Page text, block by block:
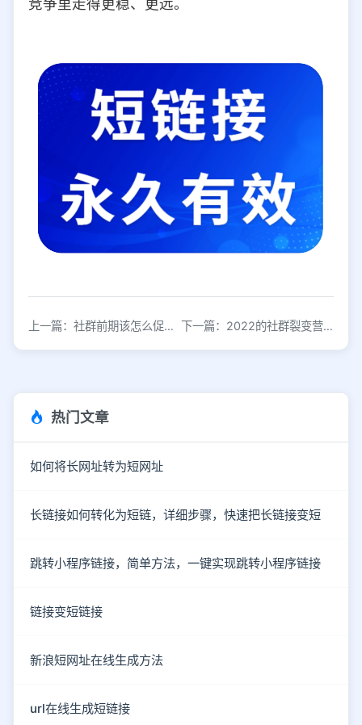
上一篇：社群前期该怎么促活？前期社群运营指南 下一篇：2022的社群裂变营销怎么玩？裂变玩法大全
热门文章
如何将长网址转为短网址
长链接如何转化为短链，详细步骤，快速把长链接变短
跳转小程序链接，简单方法，一键实现跳转小程序链接
链接变短链接
新浪短网址在线生成方法
url在线生成短链接